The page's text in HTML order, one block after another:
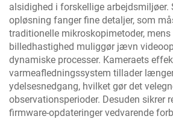
alsidighed i forskellige arbejdsmiljøer.
opløsning fanger fine detaljer, som
traditionelle mikroskopimetoder, mens
billedhastighed muliggør jævn
dynamiske processer. Kameraets
varmeafledningssystem tillader
ydelsesnedgang, hvilket gør det
observationsperioder. Desuden sikrer
firmware-opdateringer vedvarende